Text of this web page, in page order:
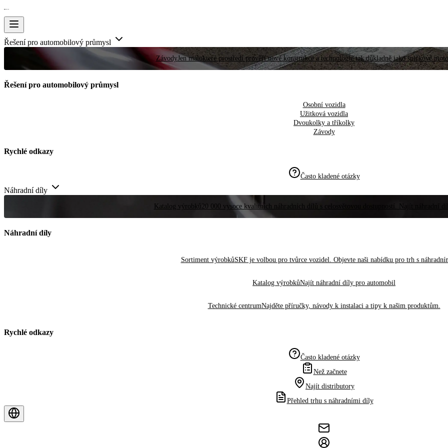
Řešení pro automobilový průmysl
ZávodyJen málokteré prostředí prověří nové konstrukce a technologie tak důkladně jako špičkové
Řešení pro automobilový průmysl
Osobní vozidla
Užitková vozidla
Dvoukolky a tříkolky
Závody
Rychlé odkazy
Často kladené otázky
Náhradní díly
Katalog výrobků20 000 vysoce kvalitních náhradních dílů s celosvětovou dostupností. Najít náhradní
Náhradní díly
Sortiment výrobkůSKF je volbou pro tvůrce vozidel. Objevte naši nabídku pro trh s
Katalog výrobkůNajít náhradní díly pro automobil
Technické centrumNajděte příručky, návody k instalaci a tipy k našim produktům.
Rychlé odkazy
Často kladené otázky
Než začnete
Najít distributory
Přehled trhu s náhradními díly